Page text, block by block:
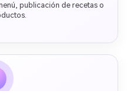
publicación de recetas o